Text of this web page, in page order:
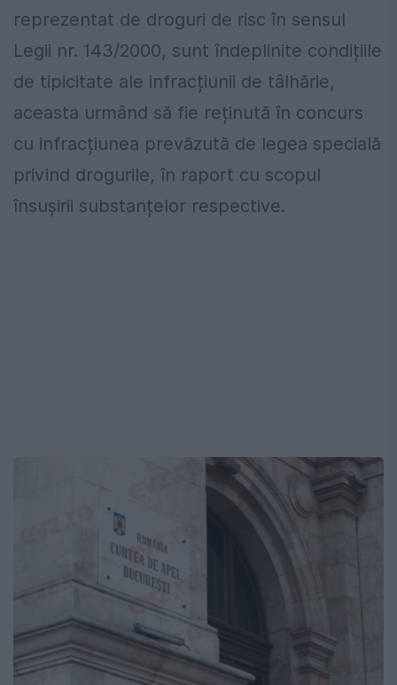
reprezentat de droguri de risc în sensul
Legii nr. 143/2000, sunt îndeplinite condițiile
de tipicitate ale infracțiunii de tâlhărie,
aceasta urmând să fie reținută în concurs
cu infracțiunea prevăzută de legea specială
privind drogurile, în raport cu scopul
însușirii substanțelor respective.